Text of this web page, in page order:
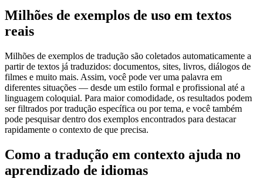
Milhões de exemplos de uso em textos
reais
Milhões de exemplos de tradução são coletados automaticamente a
partir de textos já traduzidos: documentos, sites, livros, diálogos de
filmes e muito mais. Assim, você pode ver uma palavra em
diferentes situações — desde um estilo formal e profissional até a
linguagem coloquial. Para maior comodidade, os resultados podem
ser filtrados por tradução específica ou por tema, e você também
pode pesquisar dentro dos exemplos encontrados para destacar
rapidamente o contexto de que precisa.
Como a tradução em contexto ajuda no
aprendizado de idiomas